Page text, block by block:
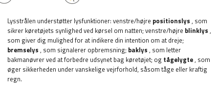
Lysstrålen understøtter lysfunktioner: venstre/højre positionslys , som
sikrer køretøjets synlighed ved kørsel om natten; venstre/højre blinklys ,
som giver dig mulighed for at indikere din intention om at dreje;
bremselys , som signalerer opbremsning; baklys , som letter
bakmanøvrer ved at forbedre udsynet bag køretøjet; og tågelygte, som
øger sikkerheden under vanskelige vejrforhold, såsom tåge eller kraftig
regn.